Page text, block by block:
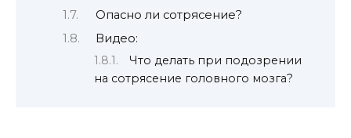
Опасно ли сотрясение?
Видео:
Что делать при подозрении
на сотрясение головного мозга?